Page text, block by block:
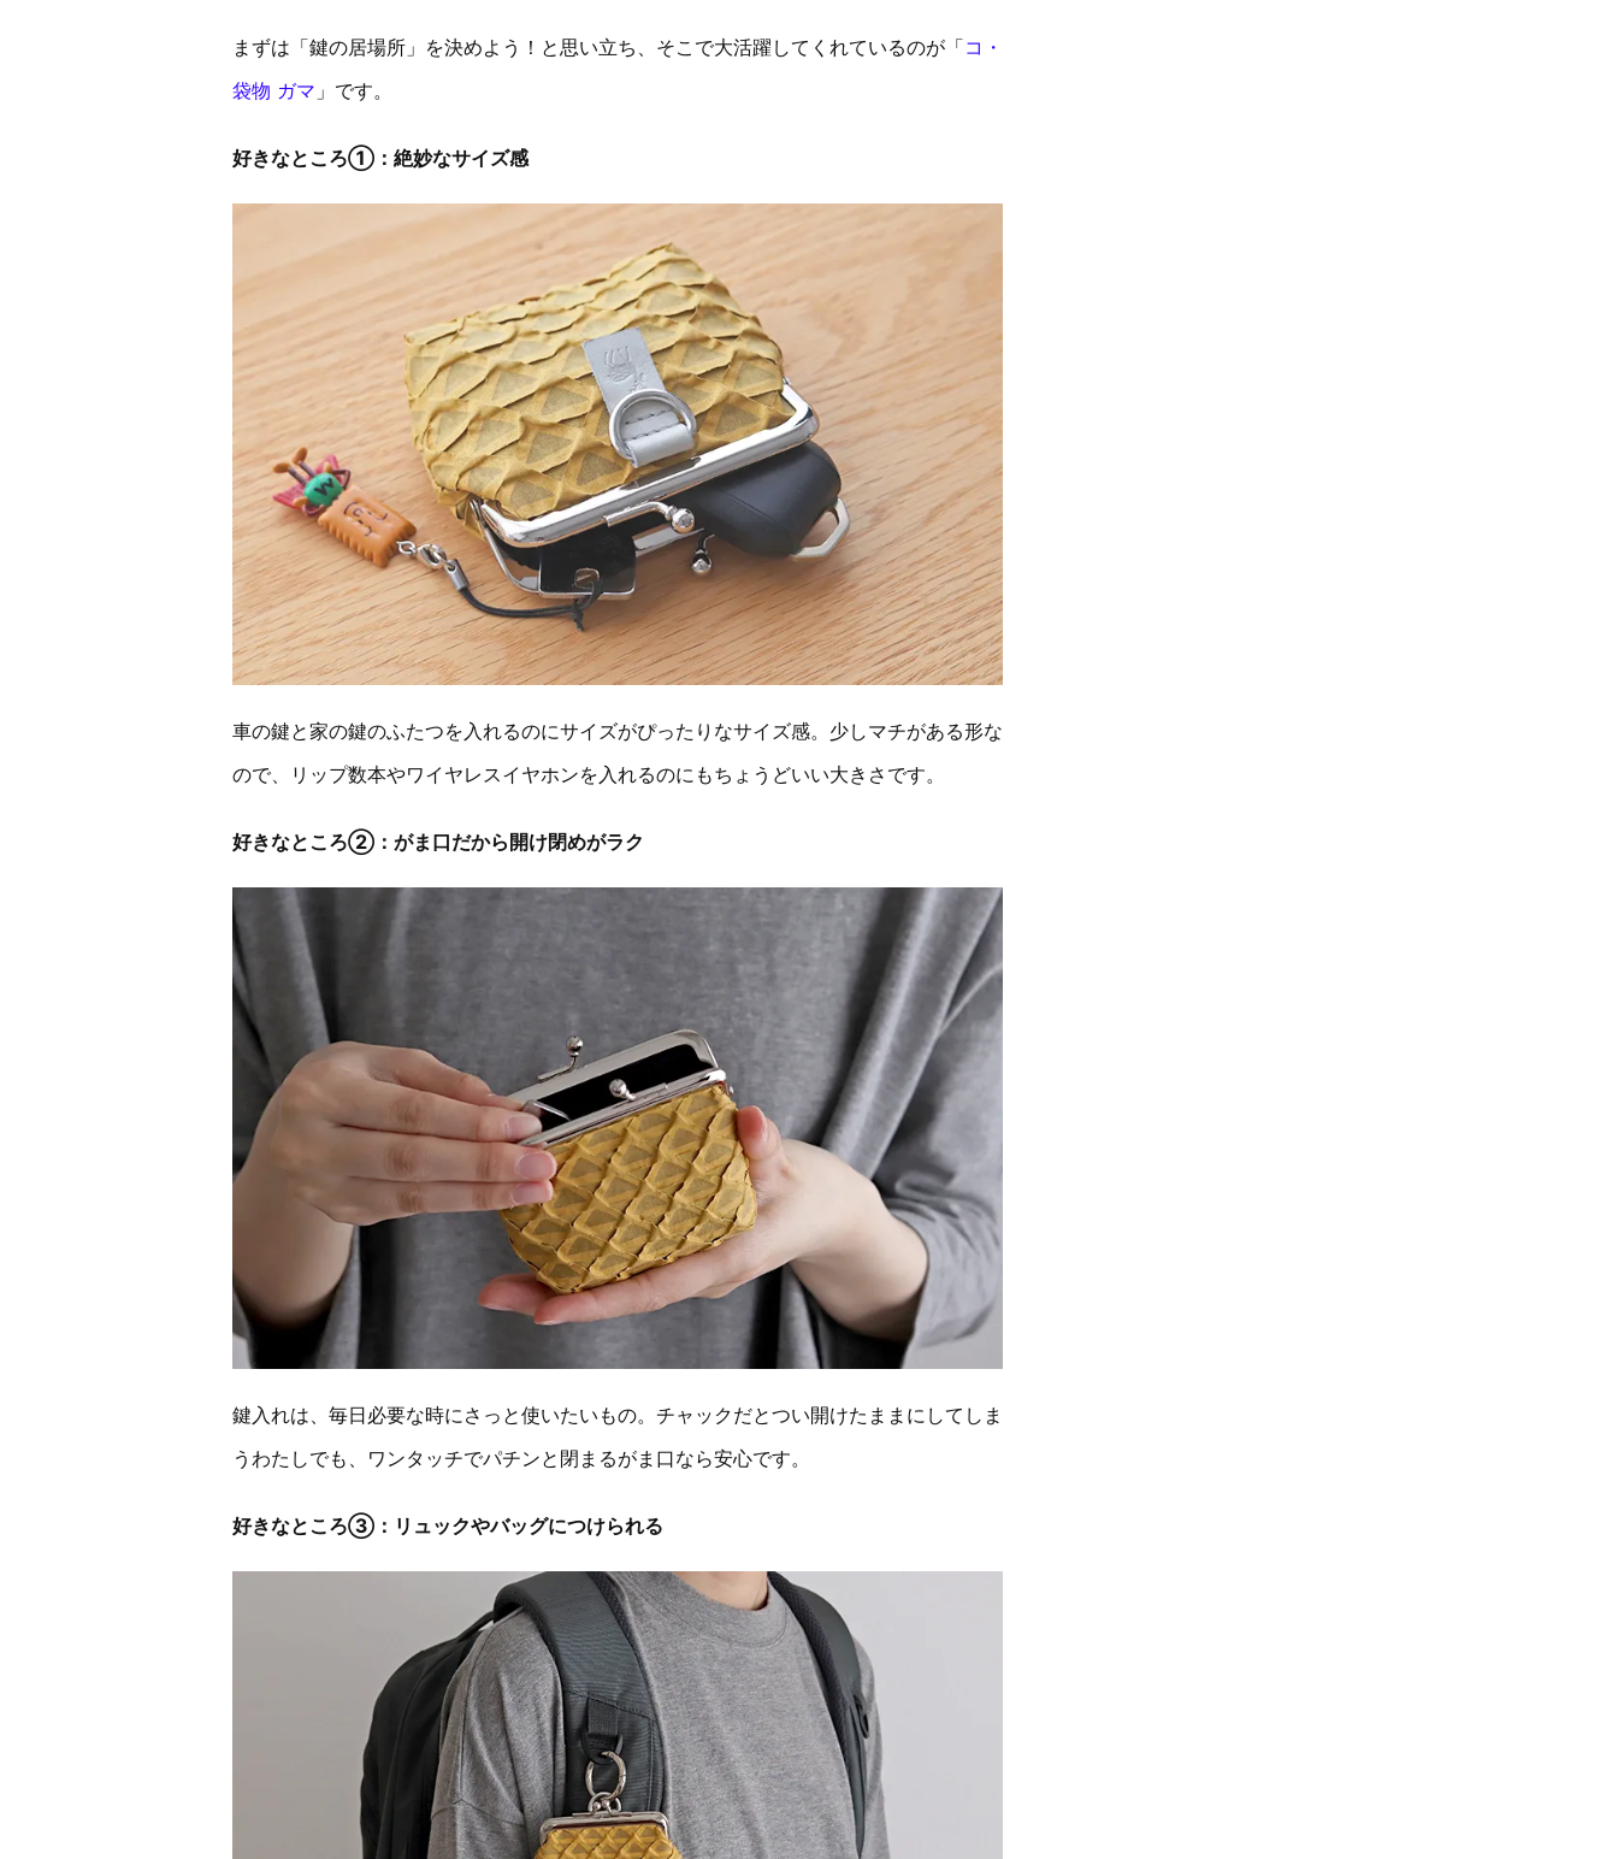
まずは「鍵の居場所」を決めよう！と思い立ち、そこで大活躍してくれているのが「コ・
袋物 ガマ 」です。
好きなところ①：絶妙なサイズ感
車の鍵と家の鍵のふたつを入れるのにサイズがぴったりなサイズ感。少しマチがある形な
ので、リップ数本やワイヤレスイヤホンを入れるのにもちょうどいい大きさです。
好きなところ②：がま口だから開け閉めがラク
鍵入れは、毎日必要な時にさっと使いたいもの。チャックだとつい開けたままにしてしま
うわたしでも、ワンタッチでパチンと閉まるがま口なら安心です。
好きなところ③：リュックやバッグにつけられる